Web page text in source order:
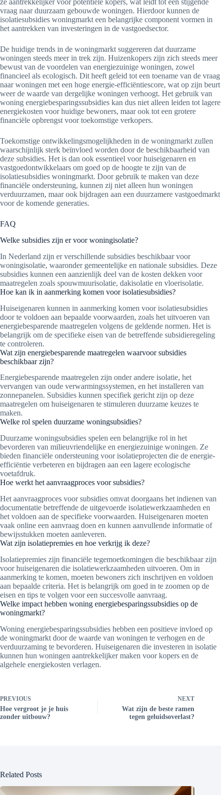
ze aantrekkelijker voor potentiële kopers, wat leidt tot een stijgende
vraag naar duurzaam gebouwde woningen. Hierdoor kunnen de
isolatiesubsidies woningmarkt een belangrijke component vormen in
het aantrekken van investeringen in de vastgoedsector.
De huidige trends in de woningmarkt suggereren dat duurzame
woningen steeds meer in trek zijn. Huizenkopers zijn zich steeds meer
bewust van de voordelen van energiezuinige woningen, zowel
financieel als ecologisch. Dit heeft geleid tot een toename van de vraag
naar woningen met een hoge energie-efficiëntiescore, wat op zijn beurt
weer de waarde van dergelijke woningen verhoogt. Het gebruik van
woning energiebesparingssubsidies kan dus niet alleen leiden tot lagere
energiekosten voor huidige bewoners, maar ook tot een grotere
financiële opbrengst voor toekomstige verkopers.
Toekomstige ontwikkelingsmogelijkheden in de woningmarkt zullen
waarschijnlijk sterk beïnvloed worden door de beschikbaarheid van
deze subsidies. Het is dan ook essentieel voor huiseigenaren en
vastgoedontwikkelaars om goed op de hoogte te zijn van de
isolatiesubsidies woningmarkt. Door gebruik te maken van deze
financiële ondersteuning, kunnen zij niet alleen hun woningen
verduurzamen, maar ook bijdragen aan een duurzamere vastgoedmarkt
voor de komende generaties.
FAQ
Welke subsidies zijn er voor woningisolatie?
In Nederland zijn er verschillende subsidies beschikbaar voor
woningisolatie, waaronder gemeentelijke en nationale subsidies. Deze
subsidies kunnen een aanzienlijk deel van de kosten dekken voor
maatregelen zoals spouwmuurisolatie, dakisolatie en vloerisolatie.
Hoe kan ik in aanmerking komen voor isolatiesubsidies?
Huiseigenaren kunnen in aanmerking komen voor isolatiesubsidies
door te voldoen aan bepaalde voorwaarden, zoals het uitvoeren van
energiebesparende maatregelen volgens de geldende normen. Het is
belangrijk om de specifieke eisen van de betreffende subsidieregeling
te controleren.
Wat zijn energiebesparende maatregelen waarvoor subsidies
beschikbaar zijn?
Energiebesparende maatregelen zijn onder andere isolatie, het
vervangen van oude verwarmingssystemen, en het installeren van
zonnepanelen. Subsidies kunnen specifiek gericht zijn op deze
maatregelen om huiseigenaren te stimuleren duurzame keuzes te
maken.
Welke rol spelen duurzame woningsubsidies?
Duurzame woningsubsidies spelen een belangrijke rol in het
bevorderen van milieuvriendelijke en energiezuinige woningen. Ze
bieden financiële ondersteuning voor isolatieprojecten die de energie-
efficiëntie verbeteren en bijdragen aan een lagere ecologische
voetafdruk.
Hoe werkt het aanvraagproces voor subsidies?
Het aanvraagproces voor subsidies omvat doorgaans het indienen van
documentatie betreffende de uitgevoerde isolatiewerkzaamheden en
het voldoen aan de specifieke voorwaarden. Huiseigenaren moeten
vaak online een aanvraag doen en kunnen aanvullende informatie of
bewijsstukken moeten aanleveren.
Wat zijn isolatiepremies en hoe verkrijg ik deze?
Isolatiepremies zijn financiële tegemoetkomingen die beschikbaar zijn
voor huiseigenaren die isolatiewerkzaamheden uitvoeren. Om in
aanmerking te komen, moeten bewoners zich inschrijven en voldoen
aan bepaalde criteria. Het is belangrijk om goed in te zoomen op de
eisen en tips te volgen voor een succesvolle aanvraag.
Welke impact hebben woning energiebesparingssubsidies op de
woningmarkt?
Woning energiebesparingssubsidies hebben een positieve invloed op
de woningmarkt door de waarde van woningen te verhogen en de
verduurzaming te bevorderen. Huiseigenaren die investeren in isolatie
kunnen hun woningen aantrekkelijker maken voor kopers en de
algehele energiekosten verlagen.
PREVIOUS
Hoe vergroot je je huis
zonder uitbouw?
NEXT
Wat zijn de beste ramen
tegen geluidsoverlast?
Related Posts